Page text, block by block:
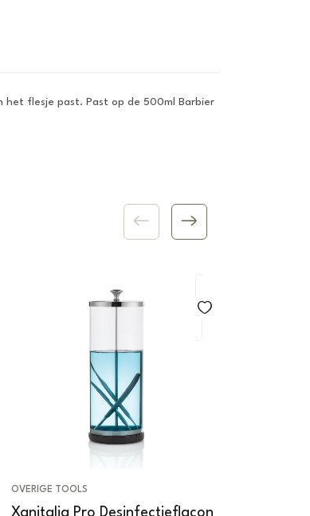
het flesje past. Past op de 500ml Barbier
OVERIGE TOOLS
Xanitalia Pro Desinfectieflacon